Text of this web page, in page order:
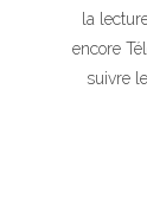
la
encore
suivre